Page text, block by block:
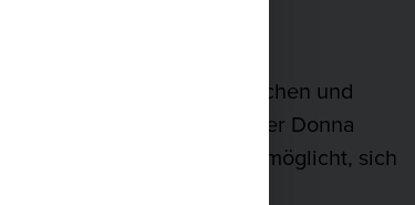
ermöglichen.“
lediglich Kaffee kochen und
die Serie Suits, in der Donna
und es Harvey Specter ermöglicht, sich